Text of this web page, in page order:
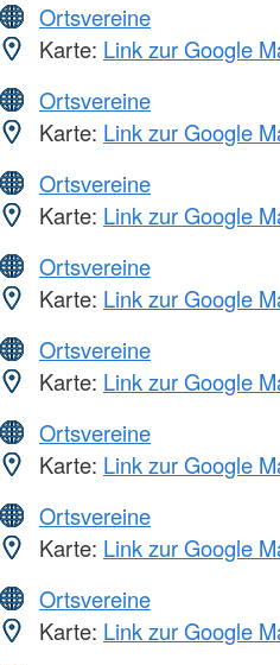
Ortsvereine
Karte: Link zur Google
Ortsvereine
Karte: Link zur Google
Ortsvereine
Karte: Link zur Google
Ortsvereine
Karte: Link zur Google
Ortsvereine
Karte: Link zur Google
Ortsvereine
Karte: Link zur Google
Ortsvereine
Karte: Link zur Google
Ortsvereine
Karte: Link zur Google